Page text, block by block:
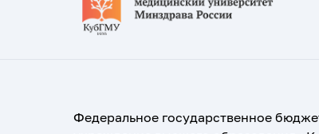
Федеральное государственное